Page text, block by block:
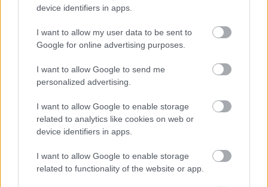
device identifiers in apps.
I want to allow my user data to be sent to
Google for online advertising purposes.
I want to allow Google to send me
personalized advertising.
I want to allow Google to enable storage
related to analytics like cookies on web or
device identifiers in apps.
I want to allow Google to enable storage
related to functionality of the website or app.
modely sú inovované aj vo vnútornej konštrukcii. Hrubšie
panely sú vyrobené z pevnej preglejky, a nie z MDF dosiek,
ako tomu bolo v minulosti a sú ešte podporené
Leather from Connolly
Koža od Connolly je na Slovensku menej známa, zato v
Spojenom kráľovstve patrí medzi „trademark“ značky
Hovoríme o skrytých „hrdinoch“ tradície, kvality a luxusu.